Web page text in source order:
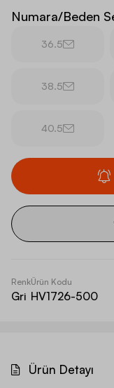
Numara/Beden
36.5
38.5
40.5
Renk
Gri
Ürün Kodu
HV1726-500
Ürün Detayı